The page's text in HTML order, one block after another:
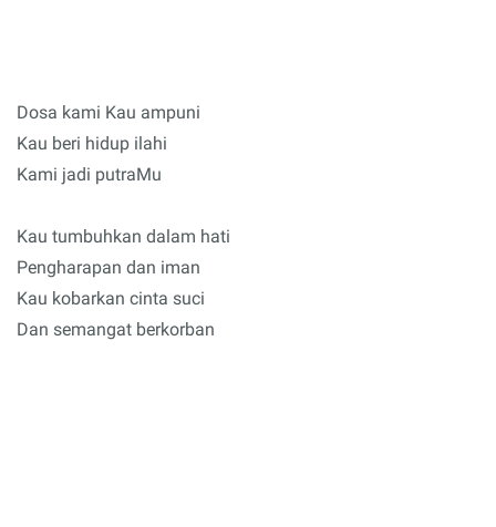
Dosa kami Kau ampuni
Kau beri hidup ilahi
Kami jadi putraMu
Kau tumbuhkan dalam hati
Pengharapan dan iman
Kau kobarkan cinta suci
Dan semangat berkorban